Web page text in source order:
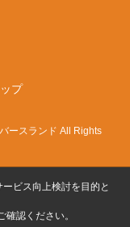
プ
ースランド All Rights
ビス向上検討を目的と
確認ください。